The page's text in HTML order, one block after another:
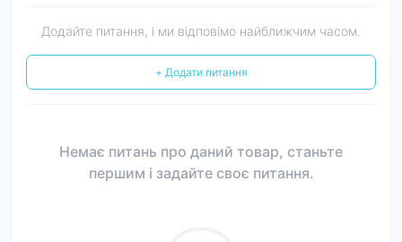
Додайте питання, і ми відповімо найближчим часом.
+ Додати питання
Немає питань про даний товар, станьте
першим і задайте своє питання.